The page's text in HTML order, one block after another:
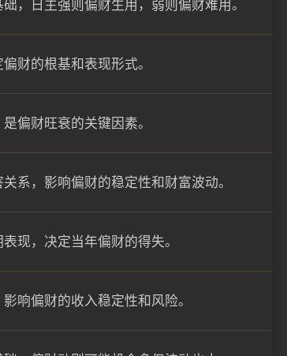
，日主强则偏财生用，弱则偏财难用。
财的根基和表现形式。
偏财旺衰的关键因素。
系，影响偏财的稳定性和财富波动。
现，决定当年偏财的得失。
响偏财的收入稳定性和风险。